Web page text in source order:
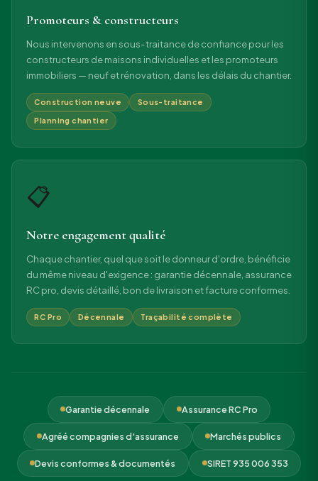
Promoteurs & constructeurs
Nous intervenons en sous-traitance de confiance pour les
constructeurs de maisons individuelles et les promoteurs
immobiliers — neuf et rénovation, dans les délais du chantier.
Construction neuve Sous-traitance
Planning chantier
📋
Notre engagement qualité
Chaque chantier, quel que soit le donneur d'ordre, bénéficie
du même niveau d'exigence : garantie décennale, assurance
RC pro, devis détaillé, bon de livraison et facture conformes.
RC Pro Décennale Traçabilité complète
Garantie décennale Assurance RC Pro
Agréé compagnies d'assurance Marchés publics
Devis conformes & documentés SIRET 935 006 353